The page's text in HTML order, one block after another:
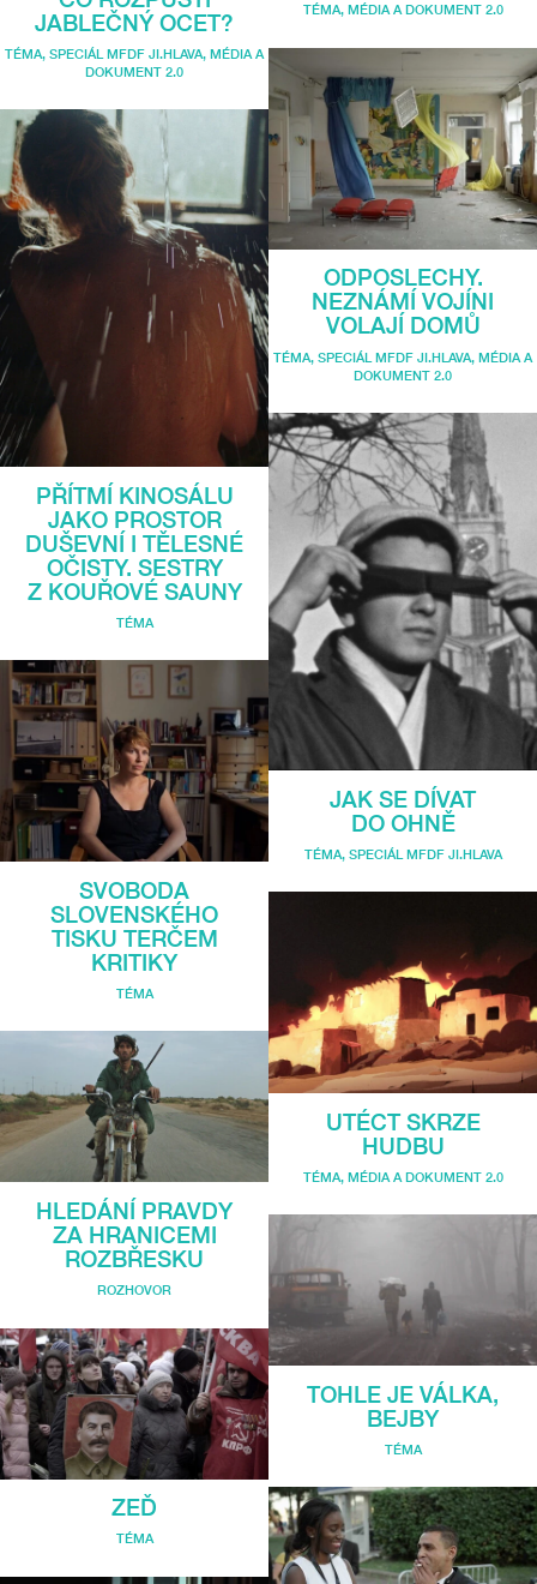
JABLEČNÝ OCET?
TÉMA, SPECIÁL MFDF JI.HLAVA, MÉDIA A
DOKUMENT 2.0
PŘÍTMÍ KINOSÁLU
JAKO PROSTOR
DUŠEVNÍ I TĚLESNÉ
OČISTY. SESTRY
Z KOUŘOVÉ SAUNY
TÉMA
SVOBODA
SLOVENSKÉHO
TISKU TERČEM
KRITIKY
TÉMA
HLEDÁNÍ PRAVDY
ZA HRANICEMI
ROZBŘESKU
ROZHOVOR
ZEĎ
TÉMA
TÉMA, MÉDIA A DOKUMENT 2.0
ODPOSLECHY.
NEZNÁMÍ VOJÍNI
VOLAJÍ DOMŮ
TÉMA SPECIÁL MFDF JI.HLAVA MÉDIA A
DOKUMENT 2.0
JAK SE DÍVAT
DO OHNĚ
TÉMA, SPECIÁL MFDF JI.HLAVA
UTÉCT SKRZE
HUDBU
TÉMA, MÉDIA A DOKUMENT 2.0
TOHLE JE VÁLKA,
BEJBY
TÉMA